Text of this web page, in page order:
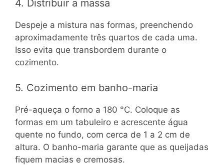
4. Distribuir a massa
Despeje a mistura nas formas, preenchendo
aproximadamente três quartos de cada uma.
Isso evita que transbordem durante o
cozimento.
5. Cozimento em banho-maria
Pré-aqueça o forno a 180 °C. Coloque as
formas em um tabuleiro e acrescente água
quente no fundo, com cerca de 1 a 2 cm de
altura. O banho-maria garante que as queijadas
fiquem macias e cremosas.